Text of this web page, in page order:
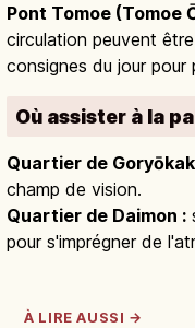
Pont Tomoe (Tomoe
circulation peuvent
consignes du jour
Où assister à la
Quartier de
champ de vision.
Quartier de Daimon :
pour s'imprégner de
À LIRE AUSSI →